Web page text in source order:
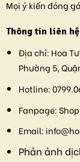
Mọi ý kiến đóng
Thông tin liên hệ
Địa chỉ: Hoa
Phường 5,
Hotline:
Fanpage:
Email:
Phản ảnh